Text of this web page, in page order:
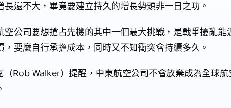
還不大，畢竟要建立持久的增長勢頭非一日之功。
空公司要想搶占先機的其中一個最大挑戰，是戰爭擾亂能
要麼自行承擔成本，同時又不知衝突會持續多久。
（Rob Walker）提醒，中東航空公司不會放棄成為全球